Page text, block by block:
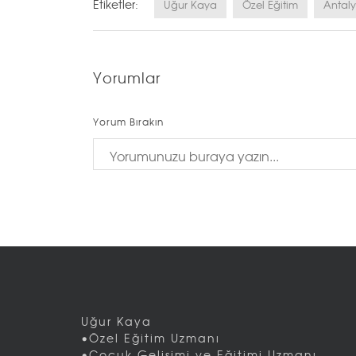
Etiketler: Uğur Kaya Özel Eğitim
Yorumlar
Yorum Bırakın
Uğur Kaya
•Özel Eğitim Uzmanı